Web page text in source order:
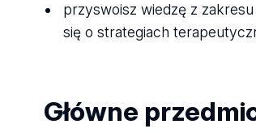
przyswoisz wiedzę z
się o strategiach
Główne